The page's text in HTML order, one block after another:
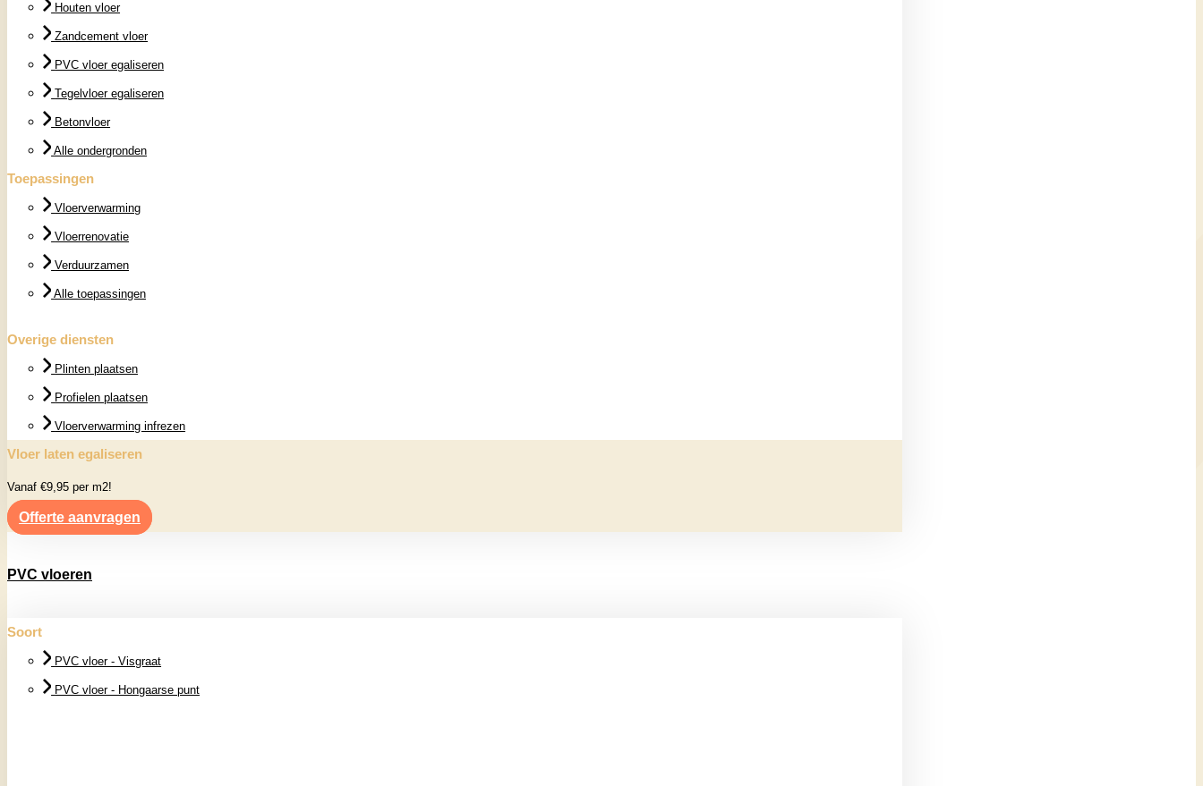
Houten vloer
Zandcement vloer
PVC vloer egaliseren
Tegelvloer egaliseren
Betonvloer
Alle ondergronden
Toepassingen
Vloerverwarming
Vloerrenovatie
Verduurzamen
Alle toepassingen
Overige diensten
Plinten plaatsen
Profielen plaatsen
Vloerverwarming infrezen
Vloer laten egaliseren
Vanaf €9,95 per m2!
Offerte aanvragen
PVC vloeren
Soort
PVC vloer - Visgraat
PVC vloer - Hongaarse punt